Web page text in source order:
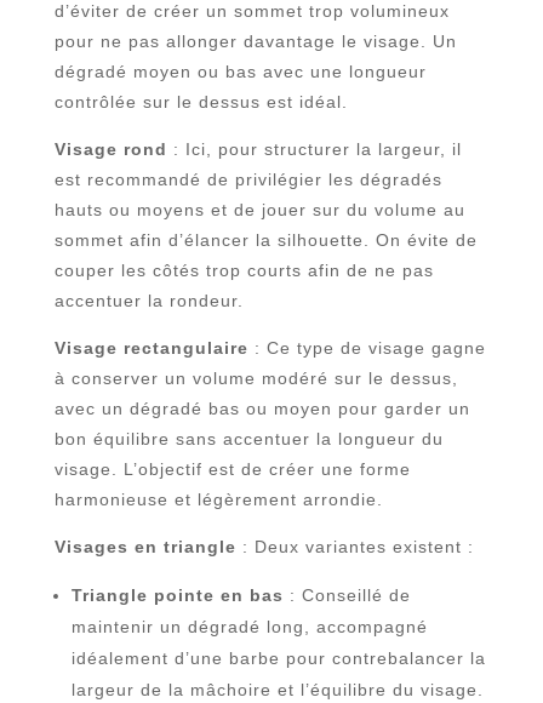
d’éviter de créer un sommet trop volumineux
pour ne pas allonger davantage le visage. Un
dégradé moyen ou bas avec une longueur
contrôlée sur le dessus est idéal.
Visage rond : Ici, pour structurer la largeur, il
est recommandé de privilégier les dégradés
hauts ou moyens et de jouer sur du volume au
sommet afin d’élancer la silhouette. On évite de
couper les côtés trop courts afin de ne pas
accentuer la rondeur.
Visage rectangulaire : Ce type de visage gagne
à conserver un volume modéré sur le dessus,
avec un dégradé bas ou moyen pour garder un
bon équilibre sans accentuer la longueur du
visage. L’objectif est de créer une forme
harmonieuse et légèrement arrondie.
Visages en triangle : Deux variantes existent :
Triangle pointe en bas : Conseillé de
maintenir un dégradé long, accompagné
idéalement d’une barbe pour contrebalancer la
largeur de la mâchoire et l’équilibre du visage.